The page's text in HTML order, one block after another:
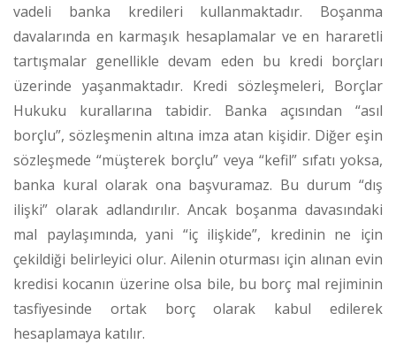
vadeli banka kredileri kullanmaktadır. Boşanma
davalarında en karmaşık hesaplamalar ve en hararetli
tartışmalar genellikle devam eden bu kredi borçları
üzerinde yaşanmaktadır. Kredi sözleşmeleri, Borçlar
Hukuku kurallarına tabidir. Banka açısından “asıl
borçlu”, sözleşmenin altına imza atan kişidir. Diğer eşin
sözleşmede “müşterek borçlu” veya “kefil” sıfatı yoksa,
banka kural olarak ona başvuramaz. Bu durum “dış
ilişki” olarak adlandırılır. Ancak boşanma davasındaki
mal paylaşımında, yani “iç ilişkide”, kredinin ne için
çekildiği belirleyici olur. Ailenin oturması için alınan evin
kredisi kocanın üzerine olsa bile, bu borç mal rejiminin
tasfiyesinde ortak borç olarak kabul edilerek
hesaplamaya katılır.